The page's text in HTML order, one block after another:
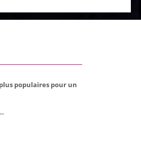
populaires pour un